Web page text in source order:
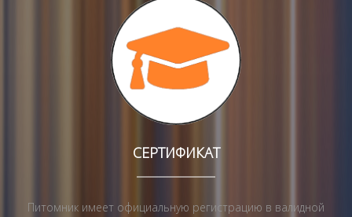
СЕРТИФИКАТ
Питомник имеет официальную регистрацию в валидной